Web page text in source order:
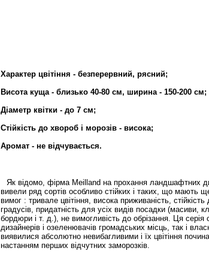
Характер цвітіння - безперервний, рясний;
Висота куща - близько 40-80 см, ширина - 150-200 см;
Діаметр квітки - до 7 см;
Стійкість до хвороб і морозів - висока;
Аромат - не відчувається.
Як відомо, фірма Meilland на прохання ландшафтних
вивели ряд сортів особливо стійких і таких, що мають
вимог : тривале цвітіння, висока приживаність,
градусів, придатність для усіх видів посадки (масиви,
бордюри і т. д.), не вимогливість до обрізання. Ця
дизайнерів і озеленювачів громадських місць, так і
виявилися абсолютно невибагливими і їх цвітіння
настанням перших відчутних заморозків.